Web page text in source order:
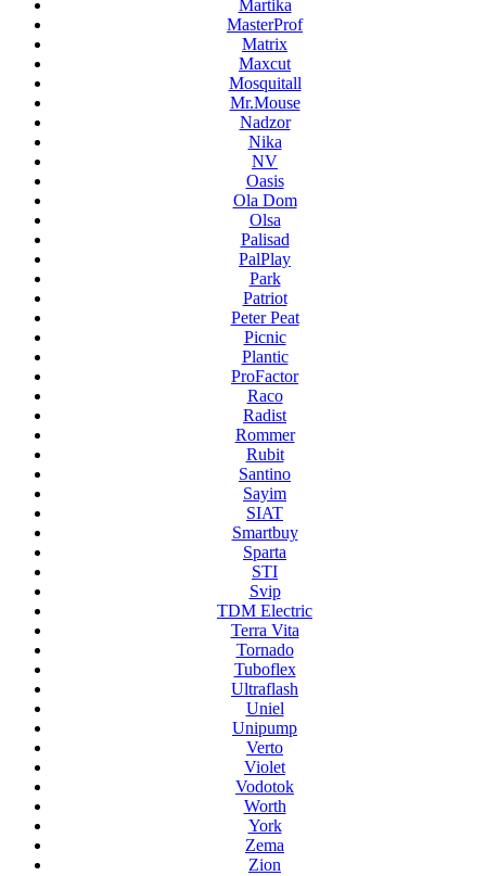
Martika
MasterProf
Matrix
Maxcut
Mosquitall
Mr.Mouse
Nadzor
Nika
NV
Oasis
Ola Dom
Olsa
Palisad
PalPlay
Park
Patriot
Peter Peat
Picnic
Plantic
ProFactor
Raco
Radist
Rommer
Rubit
Santino
Sayim
SIAT
Smartbuy
Sparta
STI
Svip
TDM Electric
Terra Vita
Tornado
Tuboflex
Ultraflash
Uniel
Unipump
Verto
Violet
Vodotok
Worth
York
Zema
Zion